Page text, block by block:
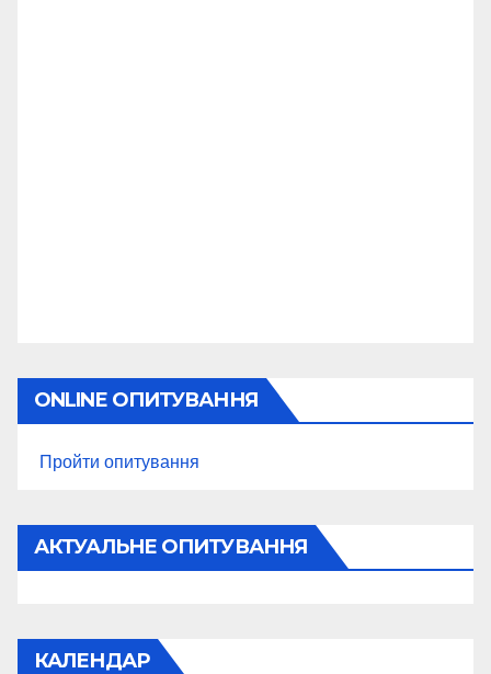
ONLINE ОПИТУВАННЯ
Пройти опитування
АКТУАЛЬНЕ ОПИТУВАННЯ
КАЛЕНДАР